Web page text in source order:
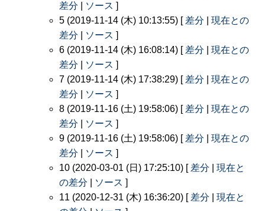
差分
ソース ]
5 (2019-11-14 (木) 10:13:55) [ 差分
現在との
差分
ソース ]
6 (2019-11-14 (木) 16:08:14) [ 差分
現在との
差分
ソース ]
7 (2019-11-14 (木) 17:38:29) [ 差分
現在との
差分
ソース ]
8 (2019-11-16 (土) 19:58:06) [ 差分
現在との
差分
ソース ]
9 (2019-11-16 (土) 19:58:06) [ 差分
現在との
差分
ソース ]
10 (2020-03-01 (日) 17:25:10) [ 差分
現在と
の差分
ソース ]
11 (2020-12-31 (木) 16:36:20) [ 差分
現在と